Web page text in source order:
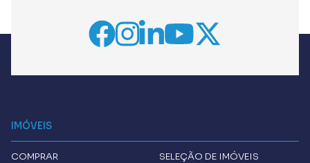
IMÓVEIS
COMPRAR
SELEÇÃO DE IMÓVEIS